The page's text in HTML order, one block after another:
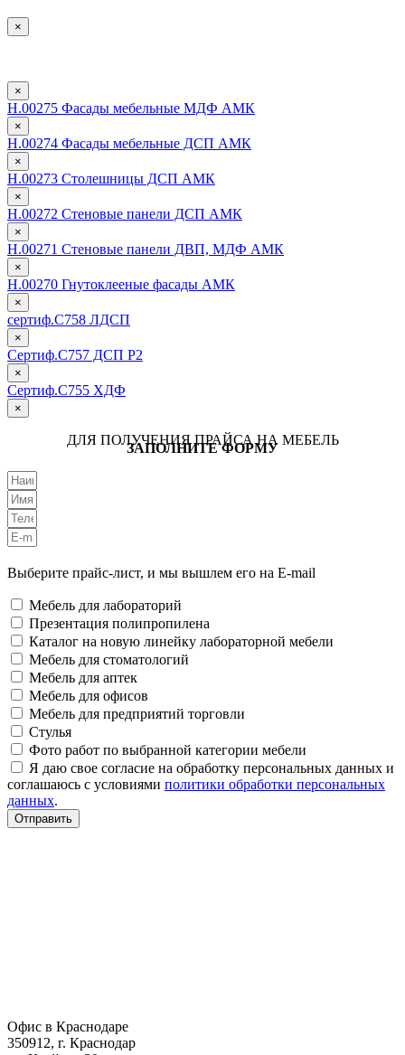
×
×
Н.00275 Фасады мебельные МДФ АМК
×
Н.00274 Фасады мебельные ДСП АМК
×
Н.00273 Столешницы ДСП АМК
×
Н.00272 Стеновые панели ДСП АМК
×
Н.00271 Стеновые панели ДВП, МДФ АМК
×
Н.00270 Гнутоклееные фасады АМК
×
сертиф.С758 ЛДСП
×
Сертиф.С757 ДСП Р2
×
Сертиф.С755 ХДФ
×
ДЛЯ ПОЛУЧЕНИЯ ПРАЙСА НА МЕБЕЛЬ
ЗАПОЛНИТЕ ФОРМУ
Выберите прайс-лист, и мы вышлем его на E-mail
Мебель для лабораторий
Презентация полипропилена
Каталог на новую линейку лабораторной мебели
Мебель для стоматологий
Мебель для аптек
Мебель для офисов
Мебель для предприятий торговли
Стулья
Фото работ по выбранной категории мебели
Я даю свое согласие на обработку персональных данных и
соглашаюсь с условиями политики обработки персональных
данных.
Отправить
Офис в Краснодаре
350912, г. Краснодар